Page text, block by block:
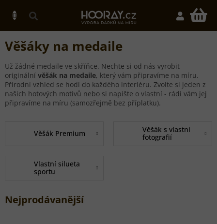
obsah
Věšáky na medaile
Už žádné medaile ve skříňce. Nechte si od nás vyrobit
originální věšák na medaile, který vám připravíme na míru.
Přírodní vzhled se hodí do každého interiéru. Zvolte si jeden z
našich hotových motivů nebo si napište o vlastní - rádi vám jej
připravíme na míru (samozřejmě bez příplatku).
Věšák Premium
Věšák s vlastní
fotografií
Vlastní silueta
sportu
Nejprodávanější